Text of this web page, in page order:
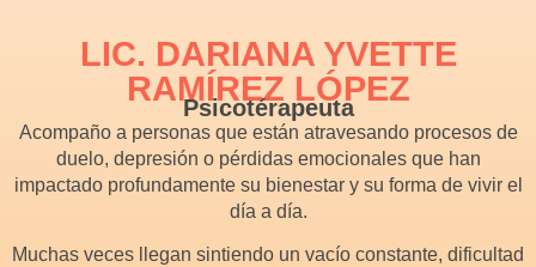
LIC. DARIANA YVETTE
RAMÍREZ LÓPEZ
Psicotérapeuta
Acompaño a personas que están atravesando procesos de
duelo, depresión o pérdidas emocionales que han
impactado profundamente su bienestar y su forma de vivir el
día a día.
Muchas veces llegan sintiendo un vacío constante, dificultad